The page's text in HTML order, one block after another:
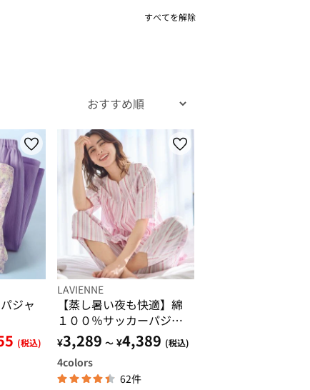
すべてを解除
ジャ
(税込)
LAVIENNE
【蒸し暑い夜も快適】綿
１００％サッカーパジャ
マ
¥3,289 ～ ¥4,389 (税込)
4colors
62件